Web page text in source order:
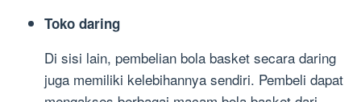
Toko daring
Di sisi lain, pembelian bola basket secara daring
juga memiliki kelebihannya sendiri. Pembeli dapat